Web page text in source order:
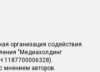
организация содействия
"Медиахолдинг
1187700006328).
мнением авторов.